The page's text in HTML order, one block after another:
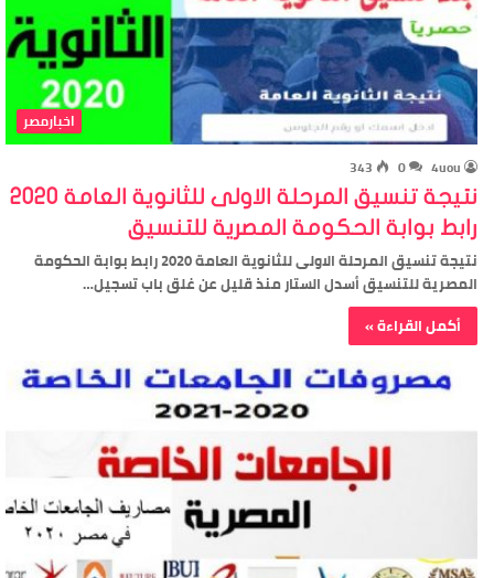
اخبارمصر
4uou
0
343
نتيجة تنسيق المرحلة الاولى للثانوية العامة 2020
رابط بوابة الحكومة المصرية للتنسيق
نتيجة تنسيق المرحلة الاولى للثانوية العامة 2020 رابط بوابة الحكومة
المصرية للتنسيق أسدل الستار منذ قليل عن غلق باب تسجيل…
أكمل القراءة »